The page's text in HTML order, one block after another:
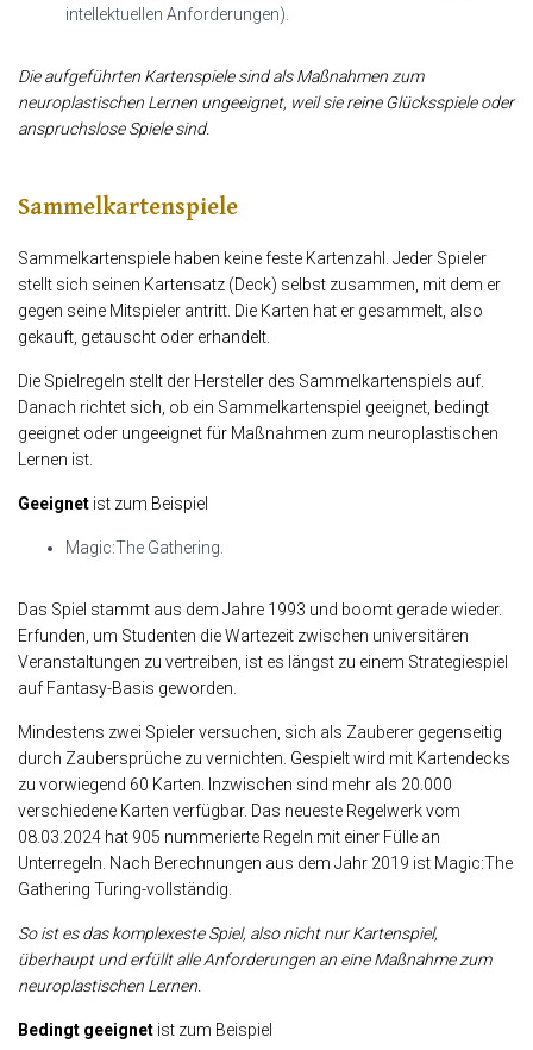
intellektuellen Anforderungen).
Die aufgeführten Kartenspiele sind als Maßnahmen zum
neuroplastischen Lernen ungeeignet, weil sie reine Glücksspiele oder
anspruchslose Spiele sind.
Sammelkartenspiele
Sammelkartenspiele haben keine feste Kartenzahl. Jeder Spieler
stellt sich seinen Kartensatz (Deck) selbst zusammen, mit dem er
gegen seine Mitspieler antritt. Die Karten hat er gesammelt, also
gekauft, getauscht oder erhandelt.
Die Spielregeln stellt der Hersteller des Sammelkartenspiels auf.
Danach richtet sich, ob ein Sammelkartenspiel geeignet, bedingt
geeignet oder ungeeignet für Maßnahmen zum neuroplastischen
Lernen ist.
Geeignet ist zum Beispiel
Magic:The Gathering.
Das Spiel stammt aus dem Jahre 1993 und boomt gerade wieder.
Erfunden, um Studenten die Wartezeit zwischen universitären
Veranstaltungen zu vertreiben, ist es längst zu einem Strategiespiel
auf Fantasy-Basis geworden.
Mindestens zwei Spieler versuchen, sich als Zauberer gegenseitig
durch Zaubersprüche zu vernichten. Gespielt wird mit Kartendecks
zu vorwiegend 60 Karten. Inzwischen sind mehr als 20.000
verschiedene Karten verfügbar. Das neueste Regelwerk vom
08.03.2024 hat 905 nummerierte Regeln mit einer Fülle an
Unterregeln. Nach Berechnungen aus dem Jahr 2019 ist Magic:The
Gathering Turing-vollständig.
So ist es das komplexeste Spiel, also nicht nur Kartenspiel,
überhaupt und erfüllt alle Anforderungen an eine Maßnahme zum
neuroplastischen Lernen.
Bedingt geeignet ist zum Beispiel